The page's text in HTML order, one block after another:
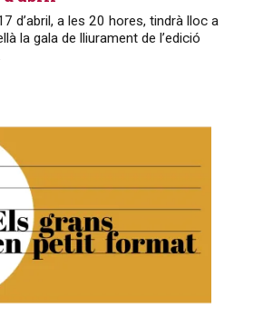
d’abril, a les 20 hores, tindrà lloc a
la gala de lliurament de l’edició